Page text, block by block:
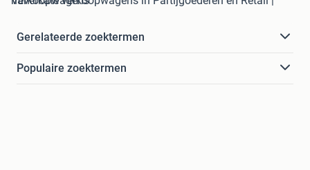
Gerelateerde zoektermen
Populaire zoektermen